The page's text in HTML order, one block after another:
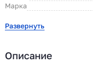
Марка
Развернуть
Описание